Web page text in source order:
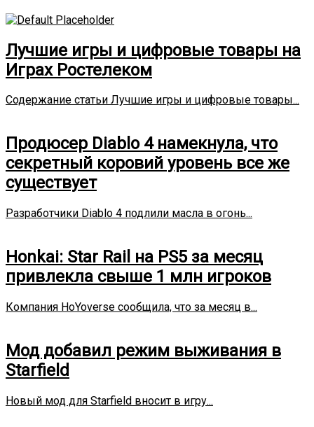
Лучшие игры и цифровые товары на
Играх Ростелеком
Содержание статьи Лучшие игры и цифровые товары...
Продюсер Diablo 4 намекнула, что
секретный коровий уровень все же
существует
Разработчики Diablo 4 подлили масла в огонь...
Honkai: Star Rail на PS5 за месяц
привлекла свыше 1 млн игроков
Компания HoYoverse сообщила, что за месяц в...
Мод добавил режим выживания в
Starfield
Новый мод для Starfield вносит в игру...